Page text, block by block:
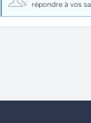
répondre à vos